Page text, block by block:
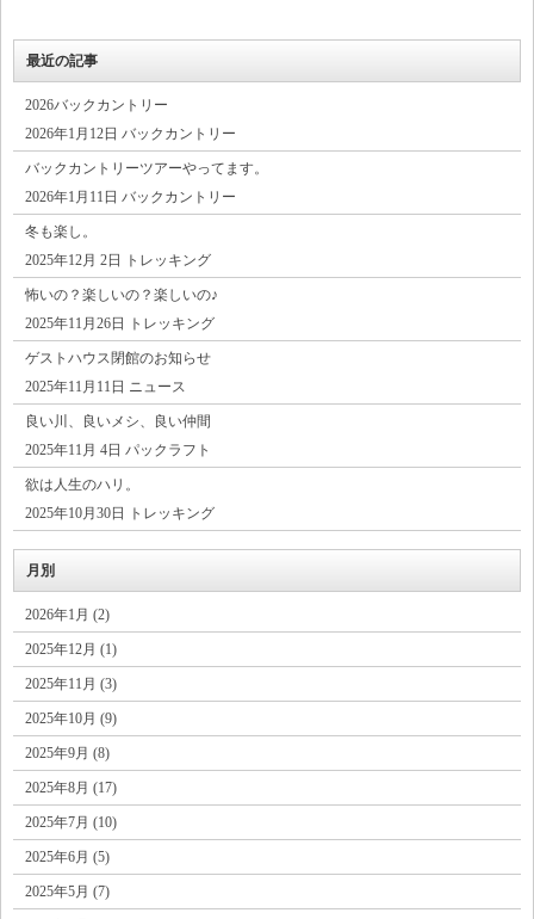
最近の記事
2026バックカントリー
2026年1月12日 バックカントリー
バックカントリーツアーやってます。
2026年1月11日 バックカントリー
冬も楽し。
2025年12月 2日 トレッキング
怖いの？楽しいの？楽しいの♪
2025年11月26日 トレッキング
ゲストハウス閉館のお知らせ
2025年11月11日 ニュース
良い川、良いメシ、良い仲間
2025年11月 4日 パックラフト
欲は人生のハリ。
2025年10月30日 トレッキング
月別
2026年1月 (2)
2025年12月 (1)
2025年11月 (3)
2025年10月 (9)
2025年9月 (8)
2025年8月 (17)
2025年7月 (10)
2025年6月 (5)
2025年5月 (7)